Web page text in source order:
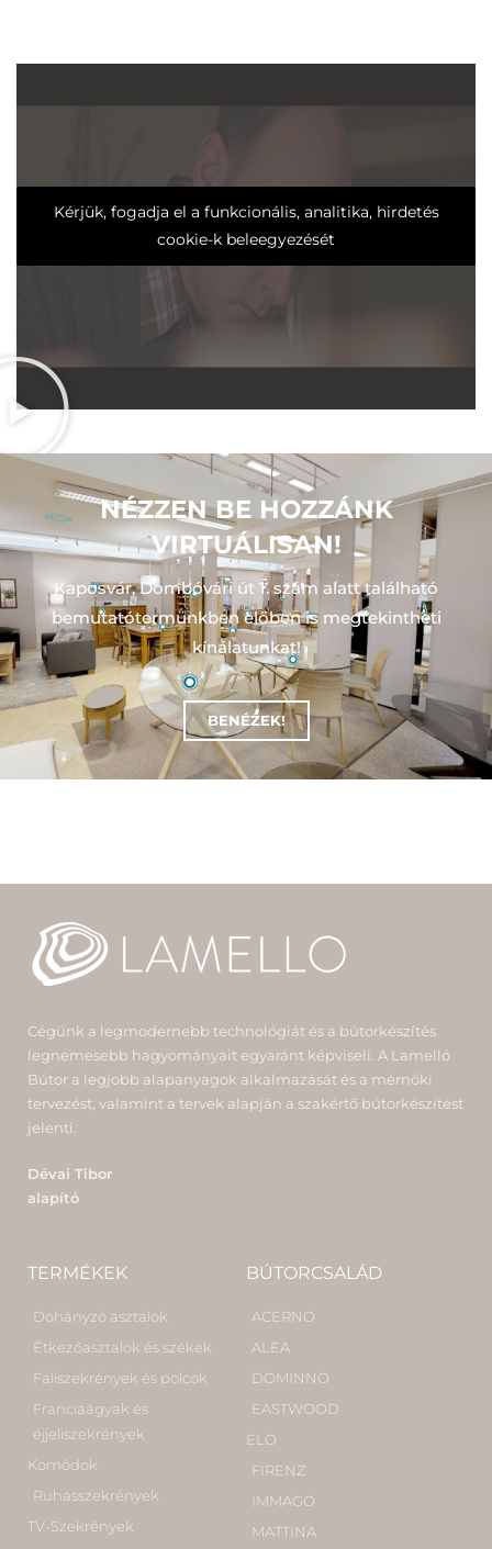
Kérjük, fogadja el a funkcionális, analitika, hirdetés
cookie-k beleegyezését
NÉZZEN BE HOZZÁNK
VIRTUÁLISAN!
Kaposvár, Dombóvári út 1. szám alatt található
bemutatótermünkben előben is megtekintheti
kínálatunkat!
BENÉZEK!
Cégünk a legmodernebb technológiát és a bútorkészítés
legnemesebb hagyományait egyaránt képviseli. A Lamelló
Bútor a legjobb alapanyagok alkalmazását és a mérnöki
tervezést, valamint a tervek alapján a szakértő bútorkészítést
jelenti.
Dévai Tibor
alapító
TERMÉKEK
Dohányzó asztalok
Étkezőasztalok és székek
Faliszekrények és polcok
Franciaágyak és
éjjeliszekrények
Komódok
Ruhásszekrények
TV-Szekrények
BÚTORCSALÁD
ACERNO
ALEA
DOMINNO
EASTWOOD
ELO
FIRENZ
IMMAGO
MATTINA